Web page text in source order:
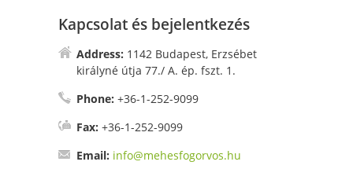
Kapcsolat és bejelentkezés
Address: 1142 Budapest, Erzsébet
királyné útja 77./ A. ép. fszt. 1.
Phone: +36-1-252-9099
Fax: +36-1-252-9099
Email: info@mehesfogorvos.hu